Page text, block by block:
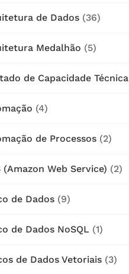
de Dados (36)
Medalhão (5)
de Capacidade Técnica
(4)
de Processos (2)
(Amazon Web Service) (2)
de Dados (9)
de Dados NoSQL (1)
de Dados Vetoriais (3)